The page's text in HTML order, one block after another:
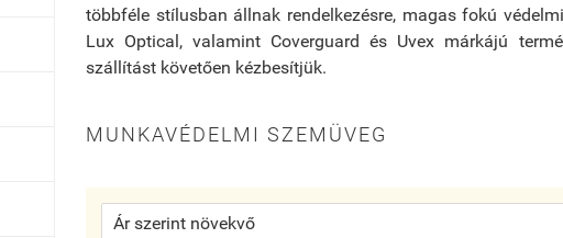
többféle stílusban állnak rendelkezésre, magas fokú
Lux Optical, valamint Coverguard és Uvex márkájú
szállítást követően kézbesítjük.
MUNKAVÉDELMI SZEMÜVEG